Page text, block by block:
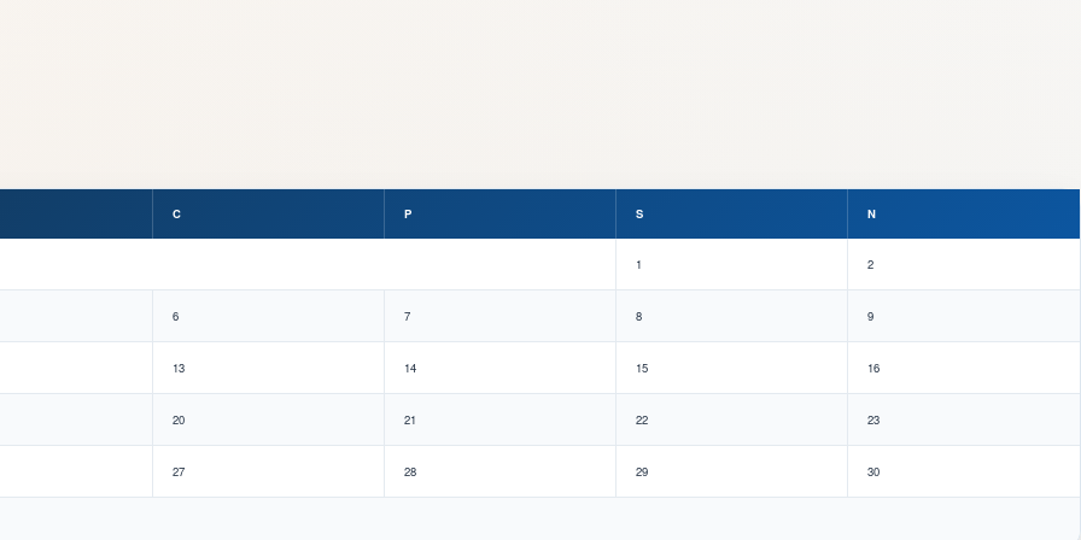
C P S N
1 2
6 7 8 9
13 14 15 16
20 21 22 23
27 28 29 30